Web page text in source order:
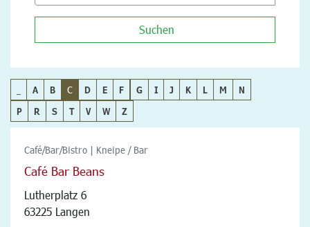
Suchen
A B C D E F G I J K L M
N
P
R S T V W Z
Café/Bar/Bistro | Kneipe / Bar
Café Bar Beans
Lutherplatz 6
63225 Langen